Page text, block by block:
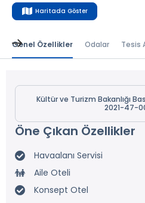
Haritada Göster
Genel Özellikler Odalar Tesis
Kültür ve Turizm Bakanlığı
2021-47-
Öne Çıkan Özellikler
Havaalanı Servisi
Aile Oteli
Konsept Otel